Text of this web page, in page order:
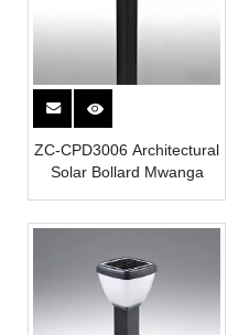
ZC-CPD3006 Architectural
Solar Bollard Mwanga